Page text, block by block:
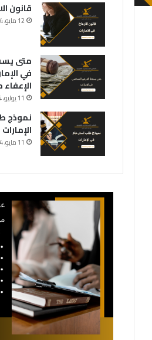
قانون
12 مايو، 2024
متى
في
11 يوليو، 2024
نموذج
الإمارات
11 مايو، 2024